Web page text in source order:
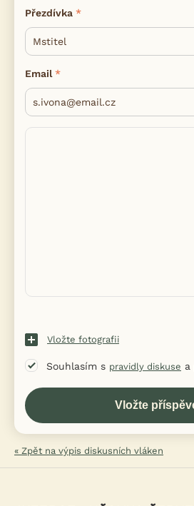
Přezdívka
Email
Vložte fotografii
Souhlasím s pravidly diskuse a
« Zpět na výpis diskusních vláken